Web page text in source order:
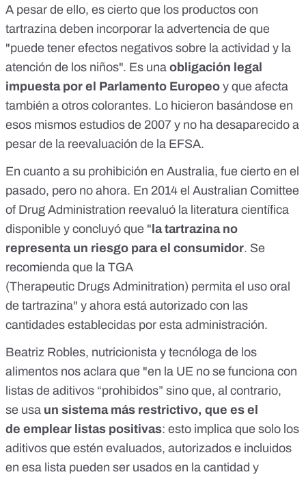
A pesar de ello, es cierto que los productos con
tartrazina deben incorporar la advertencia de que
"puede tener efectos negativos sobre la actividad y la
atención de los niños". Es una obligación legal
impuesta por el Parlamento Europeo y que afecta
también a otros colorantes. Lo hicieron basándose en
esos mismos estudios de 2007 y no ha desaparecido a
pesar de la reevaluación de la EFSA.
En cuanto a su prohibición en Australia, fue cierto en el
pasado, pero no ahora. En 2014 el Australian Comittee
of Drug Administration reevaluó la literatura científica
disponible y concluyó que " la tartrazina no
representa un riesgo para el consumidor. Se
recomienda que la TGA
(Therapeutic Drugs Adminitration) permita el uso oral
de tartrazina" y ahora está autorizado con las
cantidades establecidas por esta administración.
Beatriz Robles, nutricionista y tecnóloga de los
alimentos nos aclara que "en la UE no se funciona con
listas de aditivos “prohibidos” sino que, al contrario,
se usa un sistema más restrictivo, que es el
de emplear listas positivas: esto implica que solo los
aditivos que estén evaluados, autorizados e incluidos
en esa lista pueden ser usados en la cantidad y